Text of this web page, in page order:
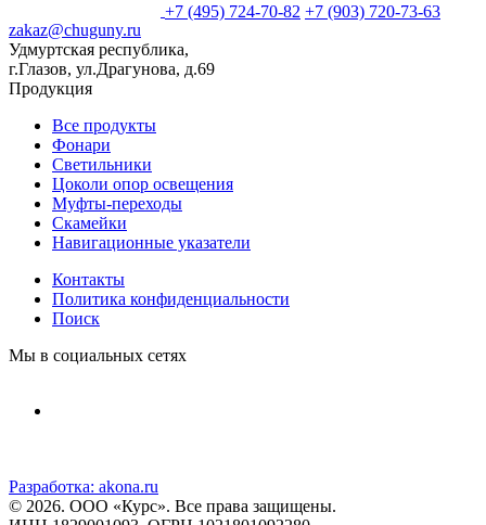
+7 (495) 724-70-82 +7 (903) 720-73-63
zakaz@chuguny.ru
Удмуртская республика,
г.Глазов, ул.Драгунова, д.69
Продукция
Все продукты
Фонари
Светильники
Цоколи опор освещения
Муфты-переходы
Скамейки
Навигационные указатели
Контакты
Политика конфиденциальности
Поиск
Мы в социальных сетях
Разработка: akona.ru
© 2026. ООО «Курс». Все права защищены.